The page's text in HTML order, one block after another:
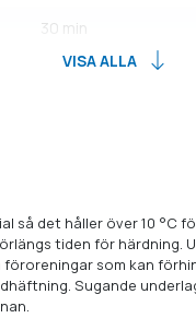
30 min
VISA ALLA
så det håller över 10 °C
tiden för härdning.
som kan
Sugande